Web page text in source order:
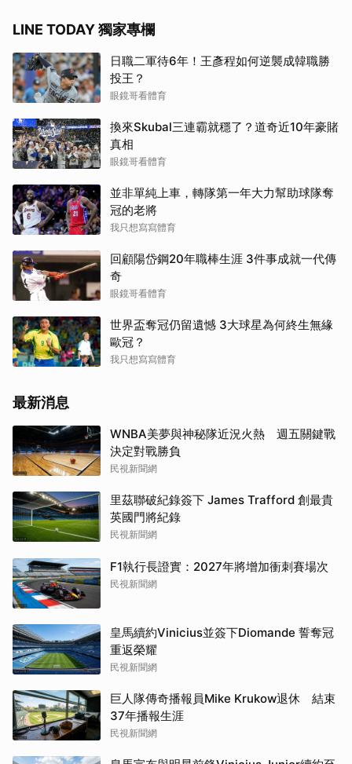
LINE TODAY 獨家專欄
日職二軍待6年！王彥程如何逆襲成韓職勝
投王？
眼鏡哥看體育
換來Skubal三連霸就穩了？道奇近10年豪賭
真相
眼鏡哥看體育
並非單純上車，轉隊第一年大力幫助球隊奪
冠的老將
我只想寫寫體育
回顧陽岱鋼20年職棒生涯 3件事成就一代傳
奇
眼鏡哥看體育
世界盃奪冠仍留遺憾 3大球星為何終生無緣
歐冠？
我只想寫寫體育
最新消息
WNBA美夢與神秘隊近況火熱 週五關鍵戰
決定對戰勝負
民視新聞網
里茲聯破紀錄簽下 James Trafford 創最貴
英國門將紀錄
民視新聞網
F1執行長證實：2027年將增加衝刺賽場次
民視新聞網
皇馬續約Vinicius並簽下Diomande 誓奪冠
重返榮耀
民視新聞網
巨人隊傳奇播報員Mike Krukow退休 結束
37年播報生涯
民視新聞網